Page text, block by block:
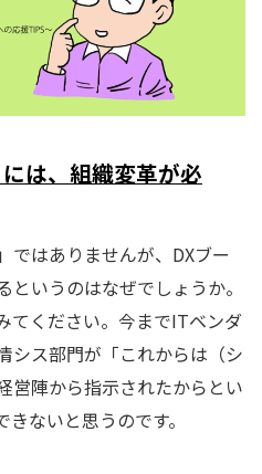
は、組織変革が必
ではありませんが、DXブー
いうのはなぜでしょうか。
てください。今までITベンダ
シス部門が「これからは（シ
営陣から指示されたからとい
ないと思うのです。